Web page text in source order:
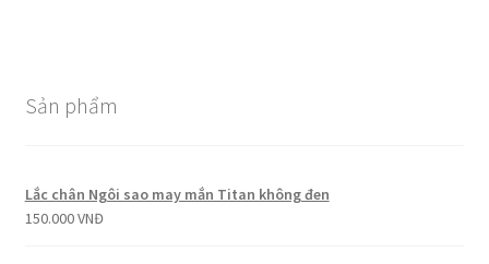
Sản phẩm
Lắc chân Ngôi sao may mắn Titan không đen
150.000VNĐ